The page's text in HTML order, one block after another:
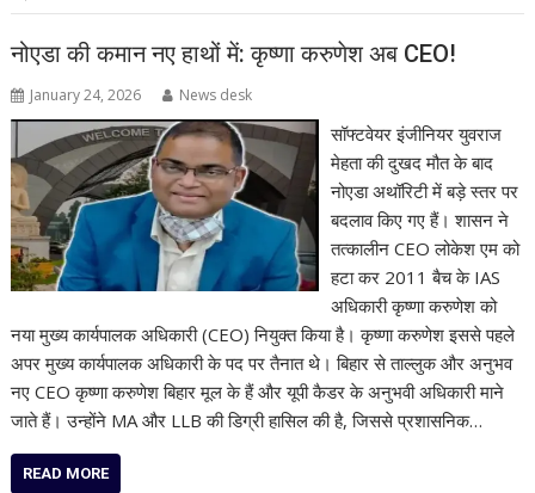
नोएडा की कमान नए हाथों में: कृष्णा करुणेश अब CEO!
January 24, 2026 News desk
सॉफ्टवेयर इंजीनियर युवराज
मेहता की दुखद मौत के बाद
नोएडा अथॉरिटी में बड़े स्तर पर
बदलाव किए गए हैं। शासन ने
तत्कालीन CEO लोकेश एम को
हटा कर 2011 बैच के IAS
अधिकारी कृष्णा करुणेश को
नया मुख्य कार्यपालक अधिकारी (CEO) नियुक्त किया है। कृष्णा करुणेश इससे पहले
अपर मुख्य कार्यपालक अधिकारी के पद पर तैनात थे। बिहार से ताल्लुक और अनुभव
नए CEO कृष्णा करुणेश बिहार मूल के हैं और यूपी कैडर के अनुभवी अधिकारी माने
जाते हैं। उन्होंने MA और LLB की डिग्री हासिल की है, जिससे प्रशासनिक…
READ MORE